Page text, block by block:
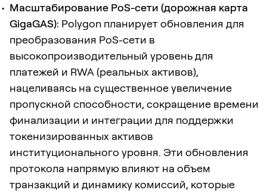
Масштабирование PoS-сети (дорожная карта
GigaGAS): Polygon планирует обновления для
преобразования PoS-сети в
высокопроизводительный уровень для
платежей и RWA (реальных активов),
нацеливаясь на существенное увеличение
пропускной способности, сокращение времени
финализации и интеграции для поддержки
токенизированных активов
институционального уровня. Эти обновления
протокола напрямую влияют на объем
транзакций и динамику комиссий, которые